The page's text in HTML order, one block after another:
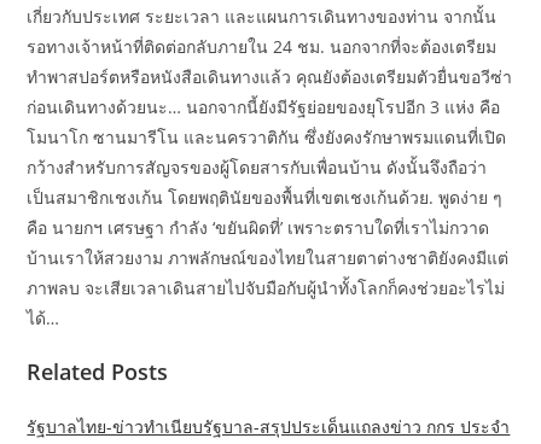
เกี่ยวกับประเทศ ระยะเวลา และแผนการเดินทางของท่าน จากนั้น
รอทางเจ้าหน้าที่ติดต่อกลับภายใน 24 ชม. นอกจากที่จะต้องเตรียม
ทำพาสปอร์ตหรือหนังสือเดินทางแล้ว คุณยังต้องเตรียมตัวยื่นขอวีซ่า
ก่อนเดินทางด้วยนะ… นอกจากนี้ยังมีรัฐย่อยของยุโรปอีก 3 แห่ง คือ
โมนาโก ซานมารีโน และนครวาติกัน ซึ่งยังคงรักษาพรมแดนที่เปิด
กว้างสำหรับการสัญจรของผู้โดยสารกับเพื่อนบ้าน ดังนั้นจึงถือว่า
เป็นสมาชิกเชงเก้น โดยพฤตินัยของพื้นที่เขตเชงเก้นด้วย. พูดง่าย ๆ
คือ นายกฯ เศรษฐา กำลัง ‘ขยันผิดที่’ เพราะตราบใดที่เราไม่กวาด
บ้านเราให้สวยงาม ภาพลักษณ์ของไทยในสายตาต่างชาติยังคงมีแต่
ภาพลบ จะเสียเวลาเดินสายไปจับมือกับผู้นำทั้งโลกก็คงช่วยอะไรไม่
ได้…
Related Posts
รัฐบาลไทย-ข่าวทำเนียบรัฐบาล-สรุปประเด็นแถลงข่าว กกร ประจำ